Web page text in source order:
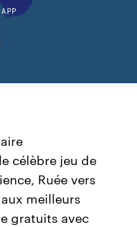
célèbre jeu de
Ruée vers
meilleurs
gratuits avec